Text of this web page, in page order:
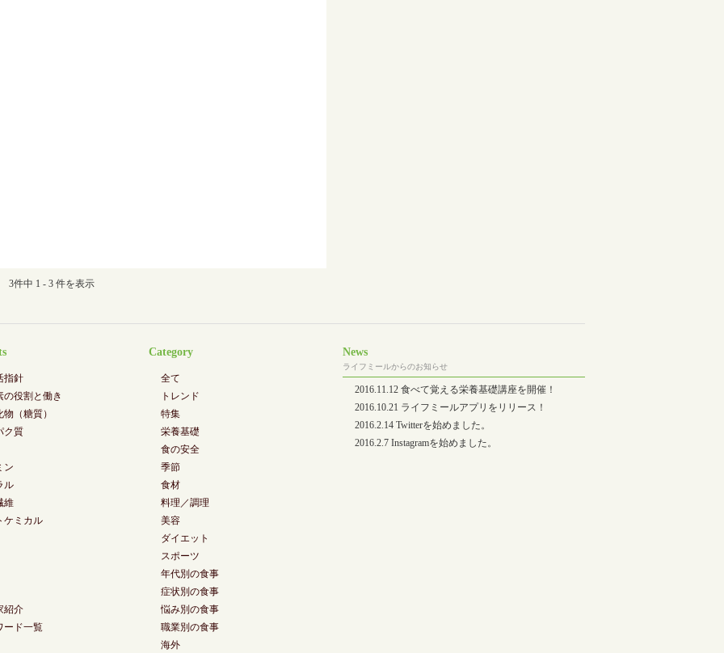
3件中 1 - 3 件を表示
指針
の役割と働き
（糖質）
ク質
ン
ル
維
ケミカル
紹介
ード一覧
Category
全て
トレンド
特集
栄養基礎
食の安全
季節
食材
料理／調理
美容
ダイエット
スポーツ
年代別の食事
症状別の食事
悩み別の食事
職業別の食事
海外
News
ライフミールからのお知らせ
2016.11.12 食べて覚える栄養基礎講座を開催！
2016.10.21 ライフミールアプリをリリース！
2016.2.14 Twitterを始めました。
2016.2.7 Instagramを始めました。